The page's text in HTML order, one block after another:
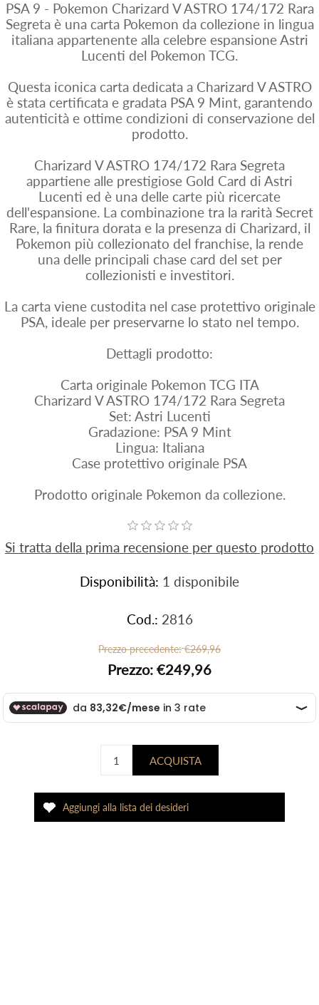
PSA 9 - Pokemon Charizard V ASTRO 174/172 Rara
Segreta è una carta Pokemon da collezione in lingua
italiana appartenente alla celebre espansione Astri
Lucenti del Pokemon TCG.
Questa iconica carta dedicata a Charizard V ASTRO
è stata certificata e gradata PSA 9 Mint, garantendo
autenticità e ottime condizioni di conservazione del
prodotto.
Charizard V ASTRO 174/172 Rara Segreta
appartiene alle prestigiose Gold Card di Astri
Lucenti ed è una delle carte più ricercate
dell'espansione. La combinazione tra la rarità Secret
Rare, la finitura dorata e la presenza di Charizard, il
Pokemon più collezionato del franchise, la rende
una delle principali chase card del set per
collezionisti e investitori.
La carta viene custodita nel case protettivo originale
PSA, ideale per preservarne lo stato nel tempo.
Dettagli prodotto:
Carta originale Pokemon TCG ITA
Charizard V ASTRO 174/172 Rara Segreta
Set: Astri Lucenti
Gradazione: PSA 9 Mint
Lingua: Italiana
Case protettivo originale PSA
Prodotto originale Pokemon da collezione.
Si tratta della prima recensione per questo prodotto
Disponibilità: 1 disponibile
Cod.: 2816
Prezzo precedente: €269,96
Prezzo: €249,96